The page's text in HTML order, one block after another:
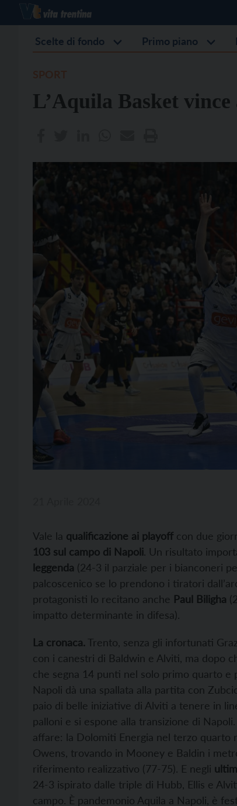
Scelte di fondo Primo piano
L’Aquila Basket
Vale la qualificazione ai playoff con due
103 sul campo di Napoli. Un risultato
leggenda (24-3 il parziale per i bianconeri
palcoscenico se lo prendono i tiratori
protagonisti lo recitano anche Paul Biligha
impatto determinante in difesa).
La cronaca. Trento, senza gli infortunati
con i canestri di Baldwin e Alviti, ma dopo
che segna 14 punti nel solo primo quarto e
Napoli dà una spallata alla partita con
paio di belle iniziative di Alviti a tenere in
palloni e si espone alla transizione di
affare: la Dolomiti Energia nel terzo
Owens, trovando in Mooney e Baldin i
riferimento realizzativo (77-75). E negli
24-3 ispirato dalle triple di Hubb, Ellis e
campo. È pandemonio Aquila a Napoli, è